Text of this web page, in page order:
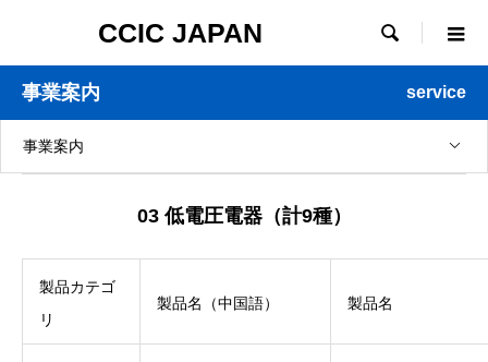
CCIC JAPAN 
事業案内 service
事業案内
03 低電圧電器（計9種）
製品カテゴ
リ
製品名（中国語） 製品名